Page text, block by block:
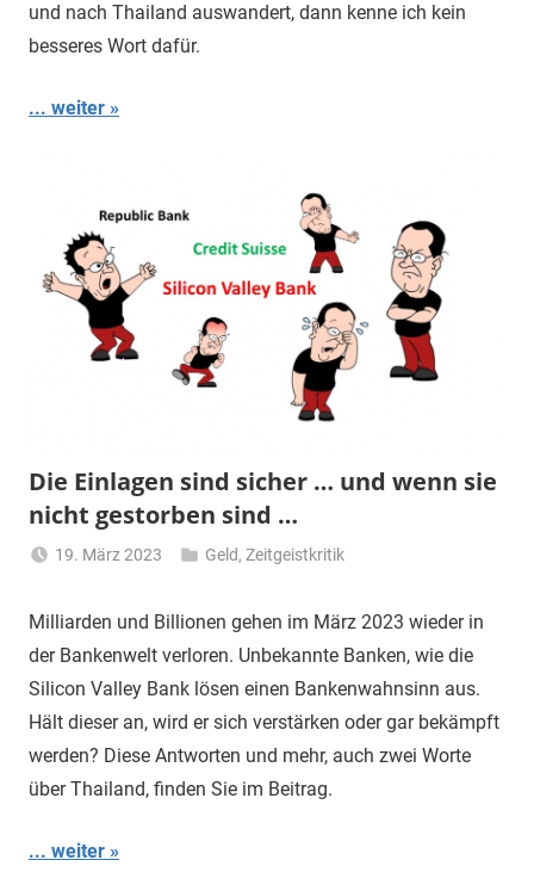
und nach Thailand auswandert, dann kenne ich kein
besseres Wort dafür.
... weiter
Die Einlagen sind sicher … und wenn sie
nicht gestorben sind …
19. März 2023
Geld,Zeitgeistkritik
Milliarden und Billionen gehen im März 2023 wieder in
der Bankenwelt verloren. Unbekannte Banken, wie die
Silicon Valley Bank lösen einen Bankenwahnsinn aus.
Hält dieser an, wird er sich verstärken oder gar bekämpft
werden? Diese Antworten und mehr, auch zwei Worte
über Thailand, finden Sie im Beitrag.
... weiter